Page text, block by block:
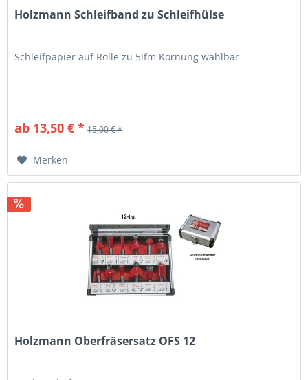
Holzmann Schleifband zu Schleifhülse
Schleifpapier auf Rolle zu 5lfm Körnung wählbar
ab 13,50 € * 15,00 € *
Merken
Holzmann Oberfräsersatz OFS 12